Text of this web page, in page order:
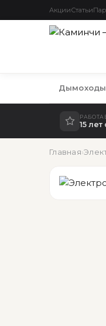
АкцииСтатьи
Дымоходы
15
Главная›